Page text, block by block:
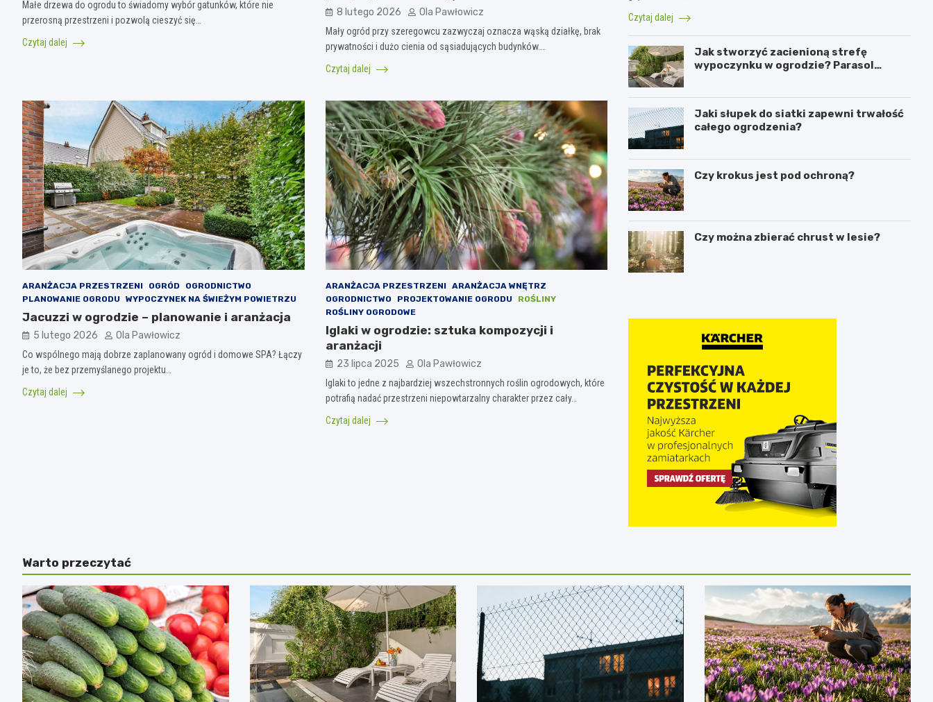
Małe drzewa do ogrodu to świadomy wybór gatunków, które nie
przerosną przestrzeni i pozwolą cieszyć się…
Czytaj dalej
8 lutego 2026 Ola Pawłowicz
Mały ogród przy szeregowcu zazwyczaj oznacza wąską działkę, brak
prywatności i dużo cienia od sąsiadujących budynków.…
Czytaj dalej
ARANŻACJA PRZESTRZENI OGRÓD
OGRODNICTWO
PLANOWANIE OGRODU
WYPOCZYNEK NA ŚWIEŻYM POWIETRZU
Jacuzzi w ogrodzie – planowanie i aranżacja
5 lutego 2026 Ola Pawłowicz
Co wspólnego mają dobrze zaplanowany ogród i domowe SPA? Łączy
je to, że bez przemyślanego projektu…
Czytaj dalej
ARANŻACJA PRZESTRZENI
ARANŻACJA WNĘTRZ
OGRODNICTWO
PROJEKTOWANIE OGRODU
ROŚLINY
ROŚLINY OGRODOWE
Iglaki w ogrodzie: sztuka kompozycji i
aranżacji
23 lipca 2025 Ola Pawłowicz
Iglaki to jedne z najbardziej wszechstronnych roślin ogrodowych, które
potrafią nadać przestrzeni niepowtarzalny charakter przez cały…
Czytaj dalej
Czytaj dalej
Jak stworzyć zacienioną strefę
wypoczynku w ogrodzie? Parasol
Jaki słupek do siatki zapewni trwałość
całego ogrodzenia?
Czy krokus jest pod ochroną?
Czy można zbierać chrust w lesie?
Warto przeczytać